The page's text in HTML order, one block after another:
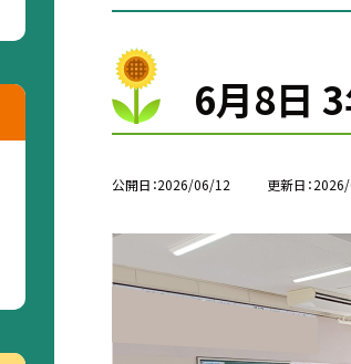
6月8日
公開日 2026/06/12 更新日